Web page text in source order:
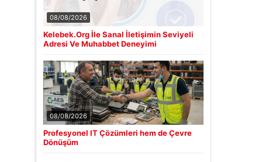
08/08/2026
Kelebek.Org İle Sanal İletişimin Seviyeli
Adresi Ve Muhabbet Deneyimi
08/08/2026
Profesyonel IT Çözümleri hem de Çevre
Dönüşüm